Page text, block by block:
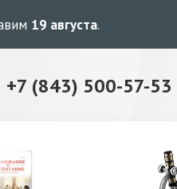
19 августа.
+7 (843) 500-57-53